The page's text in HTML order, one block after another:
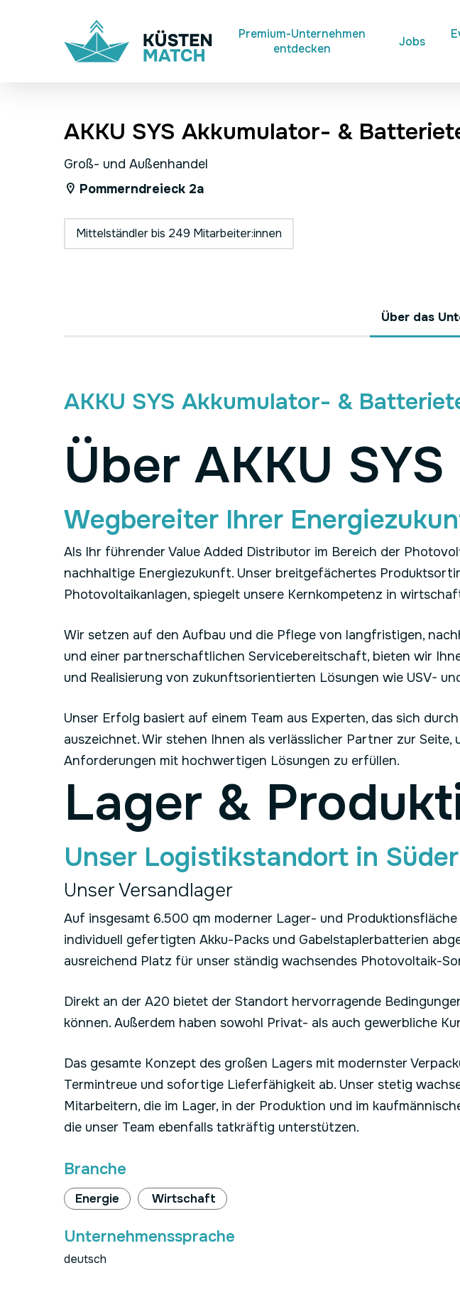
Premium-Unternehmen
entdecken
Jobs
AKKU SYS Akkumulator- &
Groß- und Außenhandel
Pommerndreieck 2a
Mittelständler bis 249 Mitarbeiter:innen
Über das
AKKU SYS Akkumulator- &
Über AKKU SYS
Wegbereiter Ihrer
Als Ihr führender Value Added Distributor im Bereich der
nachhaltige Energiezukunft. Unser breitgefächertes
Photovoltaikanlagen, spiegelt unsere Kernkompetenz in
Wir setzen auf den Aufbau und die Pflege von langfristigen,
und einer partnerschaftlichen Servicebereitschaft, bieten wir
und Realisierung von zukunftsorientierten Lösungen wie USV-
Unser Erfolg basiert auf einem Team aus Experten, das sich
auszeichnet. Wir stehen Ihnen als verlässlicher Partner zur Seite,
Anforderungen mit hochwertigen Lösungen zu erfüllen.
Lager &
Unser Logistikstandort in
Unser Versandlager
Auf insgesamt 6.500 qm moderner Lager- und
individuell gefertigten Akku-Packs und Gabelstaplerbatterien
ausreichend Platz für unser ständig wachsendes Photovoltaik-
Direkt an der A20 bietet der Standort hervorragende
können. Außerdem haben sowohl Privat- als auch gewerbliche
Das gesamte Konzept des großen Lagers mit modernster
Termintreue und sofortige Lieferfähigkeit ab. Unser stetig
Mitarbeitern, die im Lager, in der Produktion und im
die unser Team ebenfalls tatkräftig unterstützen.
Branche
Energie Wirtschaft
Unternehmenssprache
deutsch